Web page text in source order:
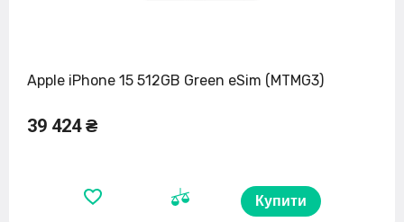
Apple iPhone 15 512GB Green eSim (MTMG3)
39 424 ₴
Купити